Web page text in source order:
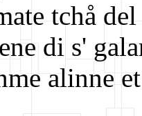
tchå
di s'
alinne